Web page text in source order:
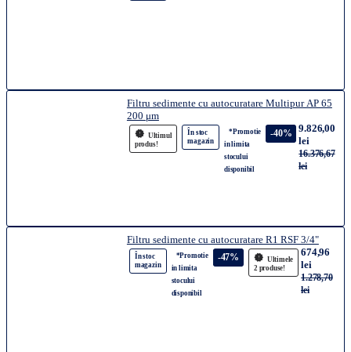
Filtru sedimente cu autocuratare Multipur AP 65
200 μm
Ultimul
produs!
În stoc
magazin
*Promotie
in limita
stocului
disponibil
-40%
9.826,00
lei
16.376,67
lei
Filtru sedimente cu autocuratare R1 RSF 3/4"
Ultimele
2 produse!
În stoc
magazin
*Promotie
in limita
stocului
disponibil
-47%
674,96
lei
1.278,70
lei